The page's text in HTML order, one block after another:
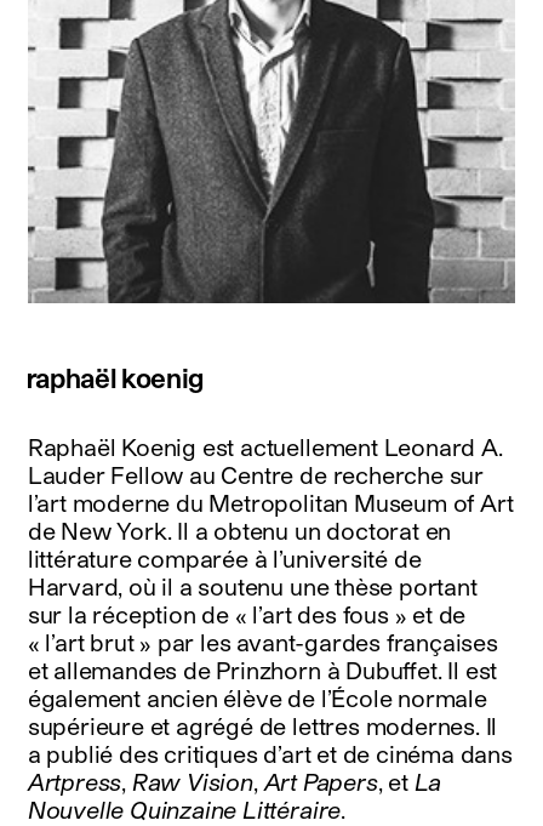
raphaël koenig
Raphaël Koenig est actuellement Leonard A.
Lauder Fellow au Centre de recherche sur
l’art moderne du Metropolitan Museum of Art
de New York. Il a obtenu un doctorat en
littérature comparée à l’université de
Harvard, où il a soutenu une thèse portant
sur la réception de « l’art des fous » et de
« l’art brut » par les avant-gardes françaises
et allemandes de Prinzhorn à Dubuffet. Il est
également ancien élève de l’École normale
supérieure et agrégé de lettres modernes. Il
a publié des critiques d’art et de cinéma dans
Artpress, Raw Vision, Art Papers, et La
Nouvelle Quinzaine Littéraire.